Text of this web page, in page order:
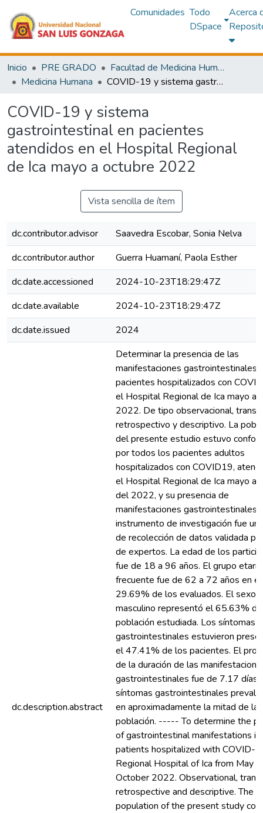
Comunidades Todo
DSpace
Acerca
Inicio PRE GRADO
Facultad de Medicina Humana
Medicina Humana
COVID-19 y sistema gastrointestinal en pacientes atendidos en el Hospital Regional de Ica mayo a octubre 2022
COVID-19 y sistema
gastrointestinal en pacientes
atendidos en el Hospital Regional
de Ica mayo a octubre 2022
Vista sencilla de ítem
dc.contributor.advisor
Saavedra Escobar, Sonia Nelva
dc.contributor.author
Guerra Huamaní, Paola Esther
dc.date.accessioned
2024-10-23T18:29:47Z
dc.date.available
2024-10-23T18:29:47Z
dc.date.issued
2024
dc.description.abstract
Determinar la presencia de las
manifestaciones gastrointestinales
pacientes hospitalizados con
el Hospital Regional de Ica mayo a
2022. De tipo observacional,
retrospectivo y descriptivo. La
del presente estudio estuvo
por todos los pacientes adultos
hospitalizados con COVID19,
el Hospital Regional de Ica mayo a
del 2022, y su presencia de
manifestaciones gastrointestinales.
instrumento de investigación fue
de recolección de datos validada
de expertos. La edad de los
fue de 18 a 96 años. El grupo
frecuente fue de 62 a 72 años en el
29.69% de los evaluados. El sexo
masculino representó el 65.63%
población estudiada. Los síntomas
gastrointestinales estuvieron
el 47.41% de los pacientes. El
de la duración de las
gastrointestinales fue de 7.17 días.
síntomas gastrointestinales
en aproximadamente la mitad de la
población. ----- To determine the
of gastrointestinal manifestations in
patients hospitalized with COVID-
Regional Hospital of Ica from May
October 2022. Observational,
retrospective and descriptive. The
population of the present study